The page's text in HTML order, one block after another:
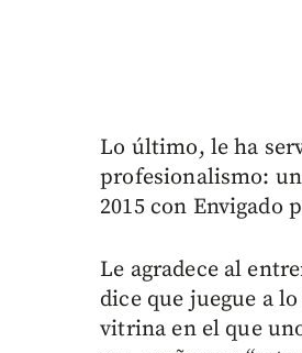
Lo último, le ha
profesionalismo:
2015 con Envigado
Le agradece al
dice que juegue a
vitrina en el que